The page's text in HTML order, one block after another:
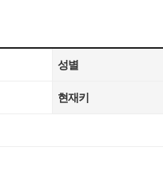
성별
현재키